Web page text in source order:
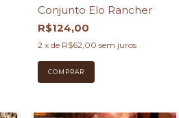
Conjunto Elo Rancher
R$124,00
2 x de R$62,00 sem juros